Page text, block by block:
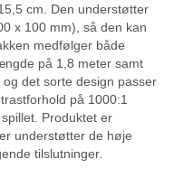
cm. Den understøtter
x 100 mm), så den kan
medfølger både
på 1,8 meter samt
det sorte design passer
på 1000:1
Produktet er
understøtter de høje
tilslutninger.